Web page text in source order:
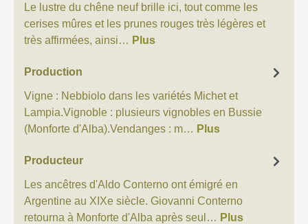
Le lustre du chêne neuf brille ici, tout comme les
cerises mûres et les prunes rouges très légères et
très affirmées, ainsi… Plus
Production
Vigne : Nebbiolo dans les variétés Michet et
Lampia.Vignoble : plusieurs vignobles en Bussie
(Monforte d'Alba).Vendanges : m… Plus
Producteur
Les ancêtres d'Aldo Conterno ont émigré en
Argentine au XIXe siècle. Giovanni Conterno
retourna à Monforte d'Alba après seul… Plus